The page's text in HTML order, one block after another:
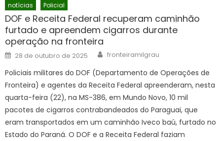
notícias Policial
DOF e Receita Federal recuperam caminhão
furtado e apreendem cigarros durante
operação na fronteira
Posted
on
28 de outubro de 2025 Author
fronteiramilgrau
Policiais militares do DOF (Departamento de Operações de
Fronteira) e agentes da Receita Federal apreenderam, nesta
quarta-feira (22), na MS-386, em Mundo Novo, 10 mil
pacotes de cigarros contrabandeados do Paraguai, que
eram transportados em um caminhão Iveco baú, furtado no
Estado do Paraná. O DOF e a Receita Federal faziam